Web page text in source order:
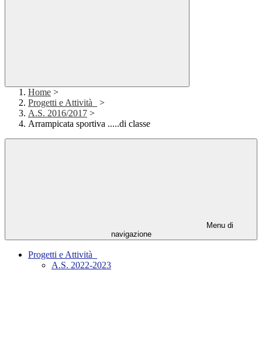
Home >
Progetti e Attività_
>
A.S. 2016/2017 >
Arrampicata sportiva .....di classe
Menu di
navigazione
Progetti e Attività_
A.S. 2022-2023